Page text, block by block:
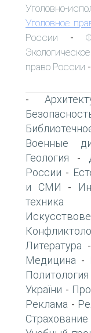
Уголовно-
Уголовное
России -
право России -
-
Военные
Геология -
России -
и СМИ -
Литература -
Медицина -
Политология
України -
Реклама -
Страхование